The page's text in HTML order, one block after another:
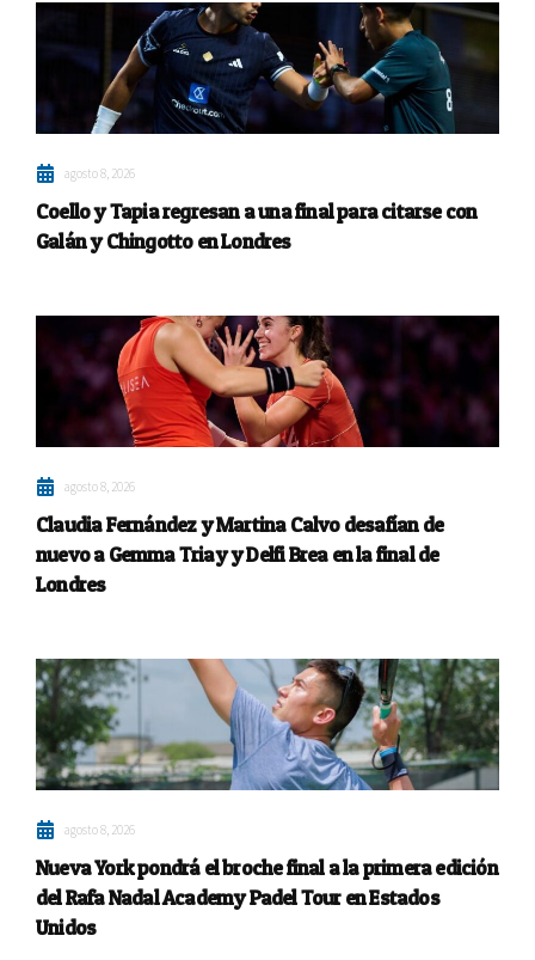
agosto 8, 2026
Coello y Tapia regresan a una final para citarse con
Galán y Chingotto en Londres
agosto 8, 2026
Claudia Fernández y Martina Calvo desafían de
nuevo a Gemma Triay y Delfi Brea en la final de
Londres
agosto 8, 2026
Nueva York pondrá el broche final a la primera edición
del Rafa Nadal Academy Padel Tour en Estados
Unidos